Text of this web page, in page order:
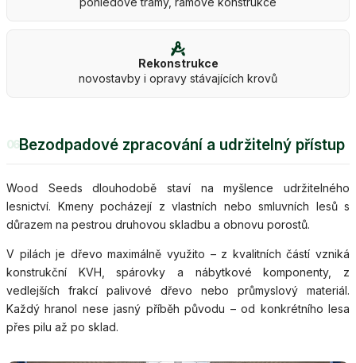
Rekonstrukce
novostavby i opravy stávajících krovů
06Bezodpadové zpracování a udržitelný přístup
Wood Seeds dlouhodobě staví na myšlence udržitelného
lesnictví. Kmeny pocházejí z vlastních nebo smluvních lesů s
důrazem na pestrou druhovou skladbu a obnovu porostů.
V pilách je dřevo maximálně využito – z kvalitních částí vzniká
konstrukční KVH, spárovky a nábytkové komponenty, z
vedlejších frakcí palivové dřevo nebo průmyslový materiál.
Každý hranol nese jasný příběh původu – od konkrétního lesa
přes pilu až po sklad.